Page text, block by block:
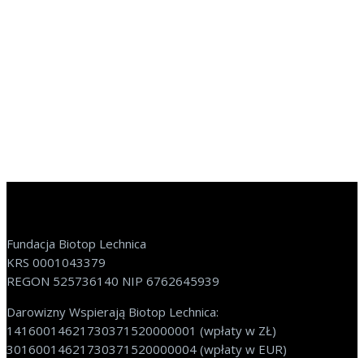
Fundacja Biotop Lechnica
KRS 0001043379
REGON 525736140 NIP 6762645939
Darowizny Wspierają Biotop Lechnica:
14160014621730371520000001 (wpłaty w ZŁ)
30160014621730371520000004 (wpłaty w EUR)